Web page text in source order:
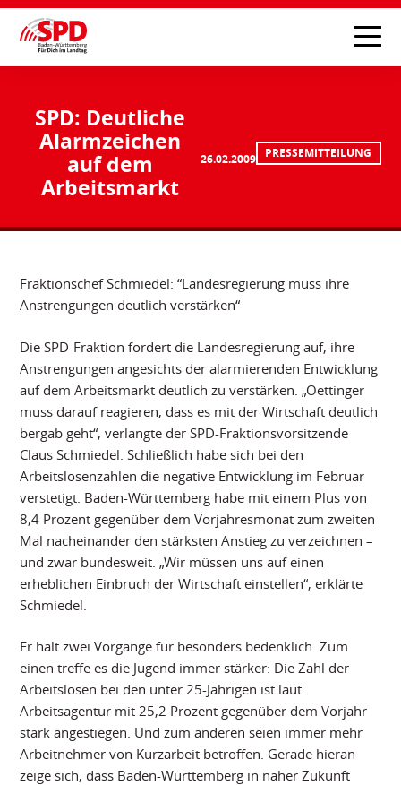
SPD: Deutliche
Alarmzeichen
auf dem
Arbeitsmarkt
26.02.2009 PRESSEMITTEILUNG
Fraktionschef Schmiedel: “Landesregierung muss ihre
Anstrengungen deutlich verstärken“
Die SPD-Fraktion fordert die Landesregierung auf, ihre
Anstrengungen angesichts der alarmierenden Entwicklung
auf dem Arbeitsmarkt deutlich zu verstärken. „Oettinger
muss darauf reagieren, dass es mit der Wirtschaft deutlich
bergab geht“, verlangte der SPD-Fraktionsvorsitzende
Claus Schmiedel. Schließlich habe sich bei den
Arbeitslosenzahlen die negative Entwicklung im Februar
verstetigt. Baden-Württemberg habe mit einem Plus von
8,4 Prozent gegenüber dem Vorjahresmonat zum zweiten
Mal nacheinander den stärksten Anstieg zu verzeichnen –
und zwar bundesweit. „Wir müssen uns auf einen
erheblichen Einbruch der Wirtschaft einstellen“, erklärte
Schmiedel.
Er hält zwei Vorgänge für besonders bedenklich. Zum
einen treffe es die Jugend immer stärker: Die Zahl der
Arbeitslosen bei den unter 25-Jährigen ist laut
Arbeitsagentur mit 25,2 Prozent gegenüber dem Vorjahr
stark angestiegen. Und zum anderen seien immer mehr
Arbeitnehmer von Kurzarbeit betroffen. Gerade hieran
zeige sich, dass Baden-Württemberg in naher Zukunft